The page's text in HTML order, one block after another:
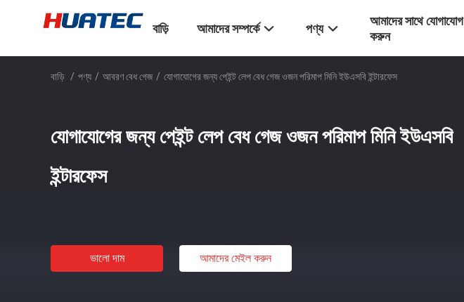
বাড়ি আমাদের সম্পর্কে পণ্য
আমাদের সাথে যোগাযোগ
করুন
বাড়ি / পণ্য / আবরণ বেধ গেজ / যোগাযোগের জন্য পেইন্ট লেপ বেধ গেজ ওজন পরিমাপ মিনি ইউএসবি ইন্টারফেস
যোগাযোগের জন্য পেইন্ট লেপ বেধ গেজ ওজন পরিমাপ মিনি ইউএসবি
ইন্টারফেস
ভালো দাম আমাদের মেইল ​​করুন